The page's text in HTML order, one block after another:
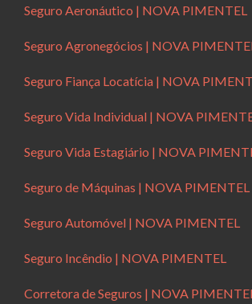
Seguro Aeronáutico | NOVA PIMENTEL
Seguro Agronegócios | NOVA
Seguro Fiança Locatícia | NOVA
Seguro Vida Individual | NOVA
Seguro Vida Estagiário | NOVA
Seguro de Máquinas | NOVA PIMENTEL
Seguro Automóvel | NOVA PIMENTEL
Seguro Incêndio | NOVA PIMENTEL
Corretora de Seguros | NOVA